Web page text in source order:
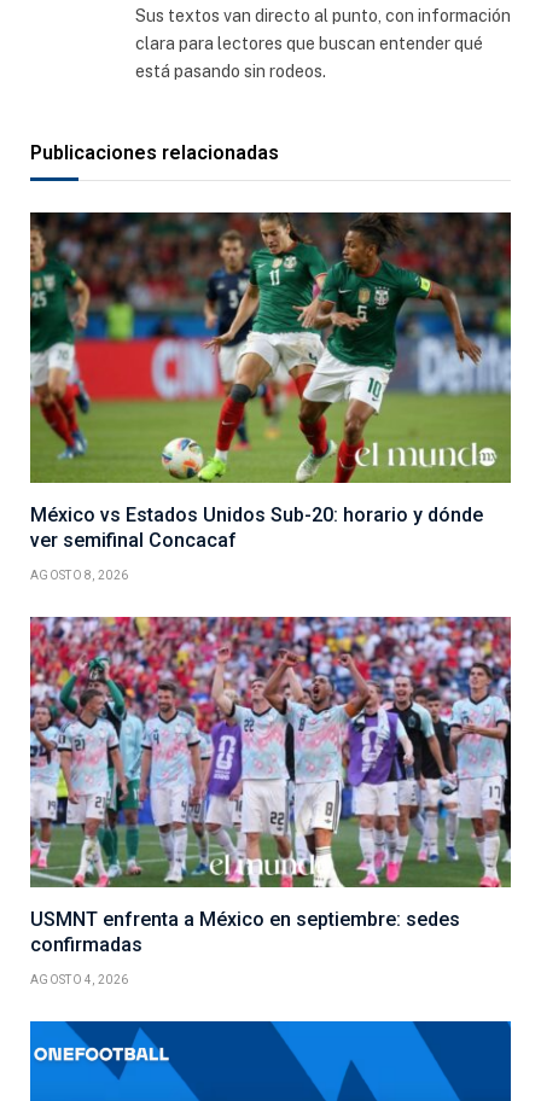
Sus textos van directo al punto, con información
clara para lectores que buscan entender qué
está pasando sin rodeos.
Publicaciones relacionadas
México vs Estados Unidos Sub-20: horario y dónde
ver semifinal Concacaf
AGOSTO 8, 2026
USMNT enfrenta a México en septiembre: sedes
confirmadas
AGOSTO 4, 2026